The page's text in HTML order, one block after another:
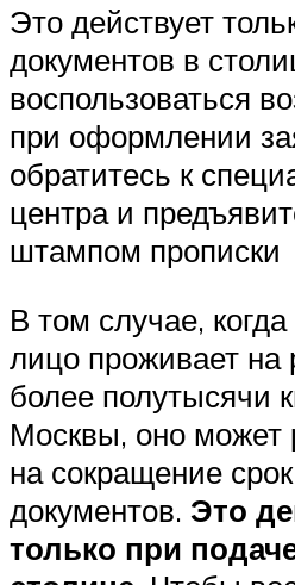
Это действует
документов в
воспользоваться
при оформлении
обратитесь к
центра и
штампом прописки
В том случае,
лицо проживает на
более полутысячи
Москвы, оно может
на сокращение
документов. Это
только при